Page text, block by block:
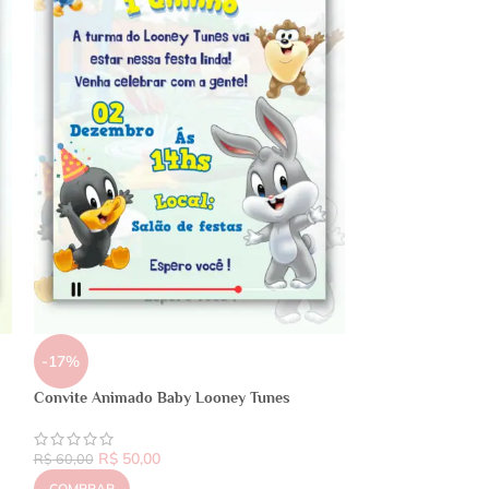
-17%
Convite Animado Baby Looney Tunes
R$60,00 R$50,00